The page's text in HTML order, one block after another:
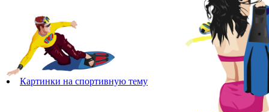
Картинки на спортивную тему